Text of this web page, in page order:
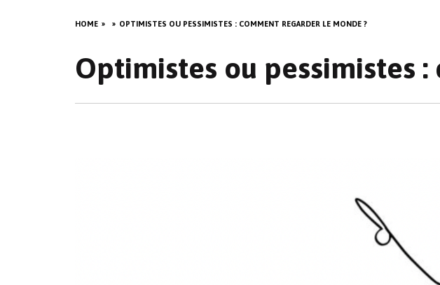
HOME OPTIMISTES OU PESSIMISTES : COMMENT REGARDER LE MONDE ?
Optimistes ou pessimistes